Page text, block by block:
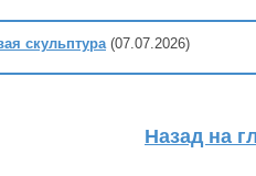
скульптура (07.07.2026)
Назад на